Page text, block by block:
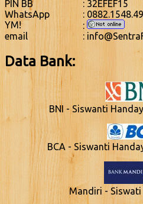
PIN BB
: 32EFEF15
WhatsApp
:
YM!
:
email
:
Data Bank:
BNI - Siswanti
BCA - Siswanti
Mandiri - Siswati